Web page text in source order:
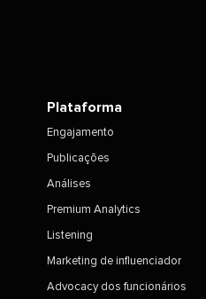
Plataforma​​
Engajamento​​
Publicações​​
Análises​​
Premium Analytics​​
Listening​​
Marketing de influenciador​​
Advocacy dos funcionários​​